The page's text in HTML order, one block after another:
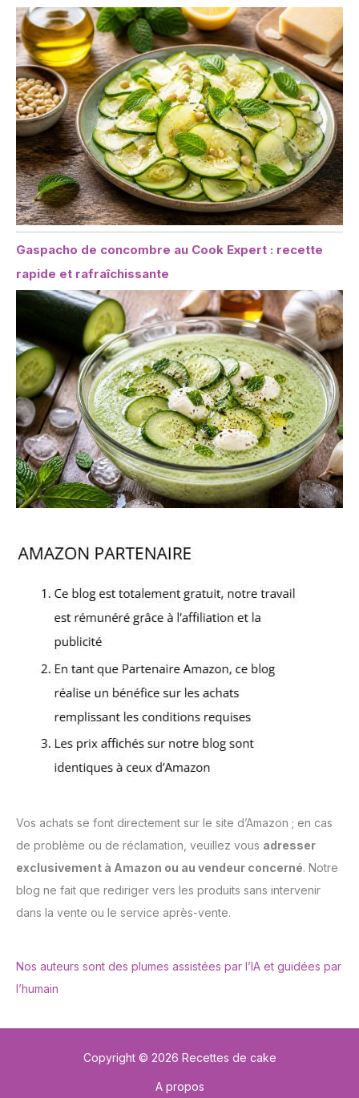
Gaspacho de concombre au Cook Expert : recette
rapide et rafraîchissante
Vos achats se font directement sur le site d’Amazon ; en cas
de problème ou de réclamation, veuillez vous adresser
exclusivement à Amazon ou au vendeur concerné. Notre
blog ne fait que rediriger vers les produits sans intervenir
dans la vente ou le service après-vente.
Nos auteurs sont des plumes assistées par l’IA et guidées par
l’humain
Copyright © 2026 Recettes de cake
A propos